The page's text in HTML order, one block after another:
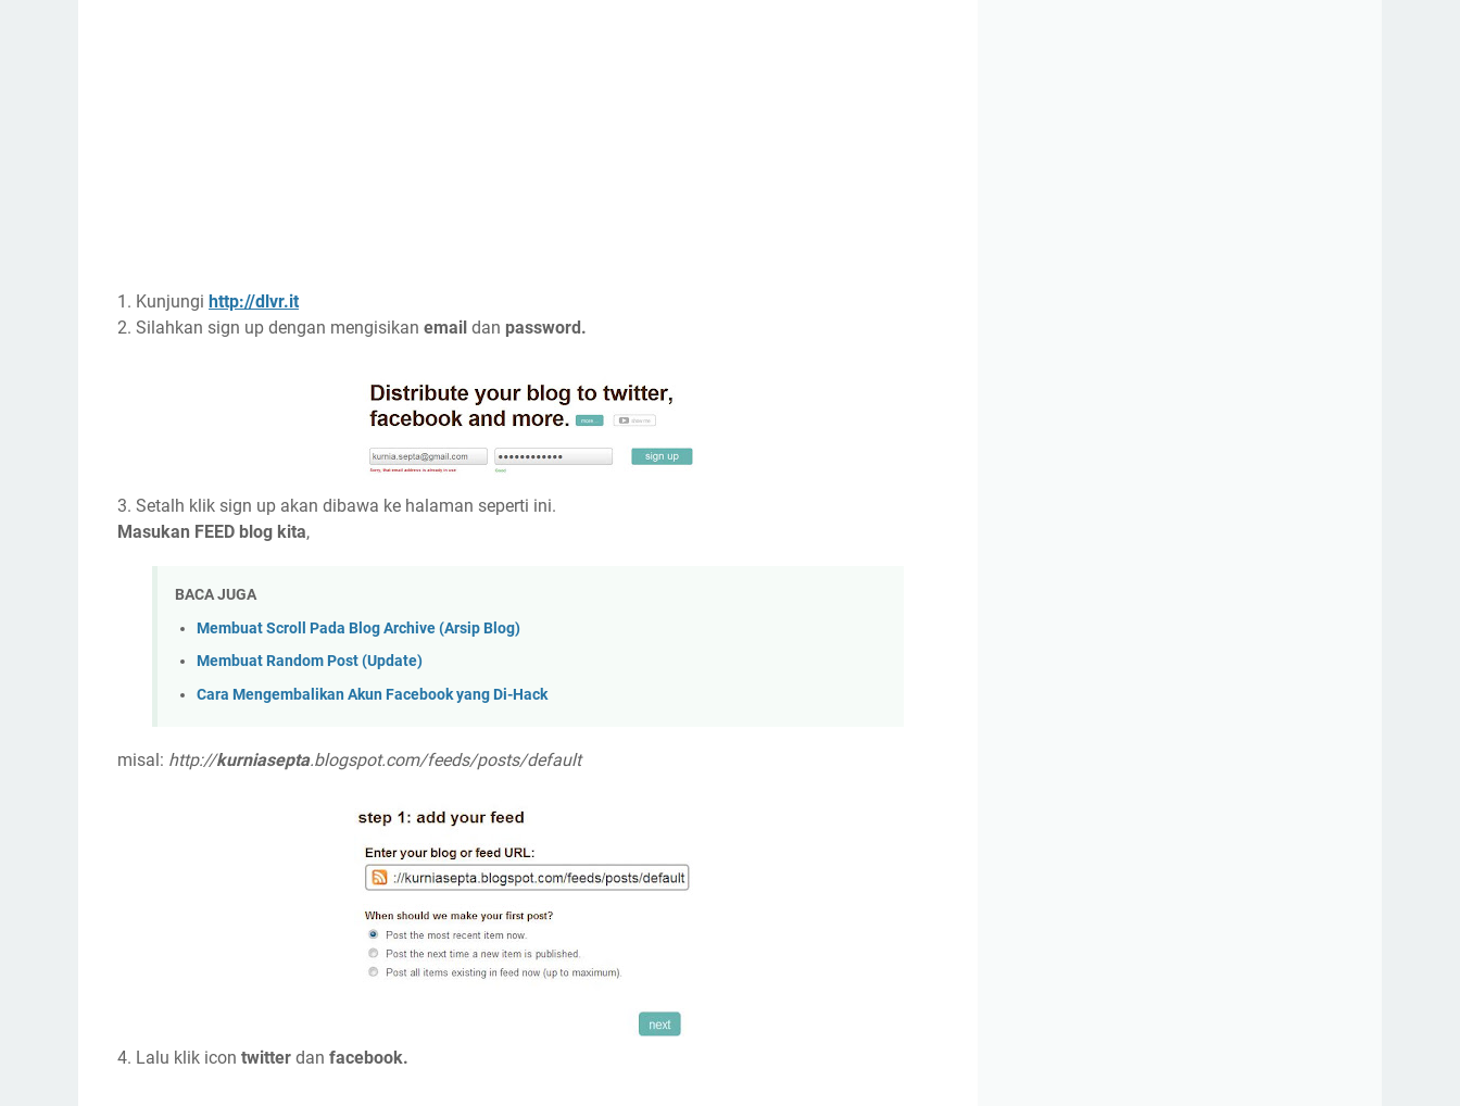
1. Kunjungi http://dlvr.it
2. Silahkan sign up dengan mengisikan email dan password.
3. Setalh klik sign up akan dibawa ke halaman seperti ini.
Masukan FEED blog kita,
BACA JUGA
Membuat Scroll Pada Blog Archive (Arsip Blog)
Membuat Random Post (Update)
Cara Mengembalikan Akun Facebook yang Di-Hack
misal: http://kurniasepta.blogspot.com/feeds/posts/default
4. Lalu klik icon twitter dan facebook.